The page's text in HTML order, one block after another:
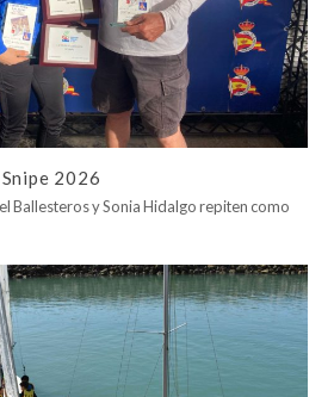
2026
Ballesteros y Sonia Hidalgo repiten como